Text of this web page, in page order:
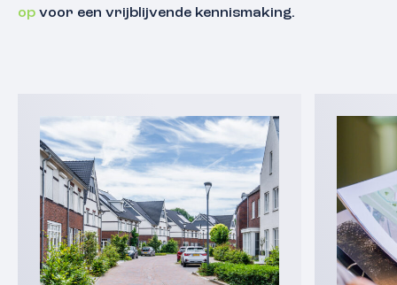
op voor een vrijblijvende kennismaking.